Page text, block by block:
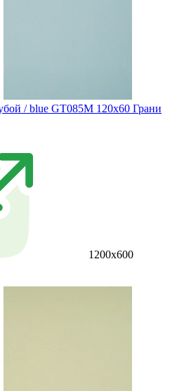
/ blue GT085M 120х60 Грани
1200х600